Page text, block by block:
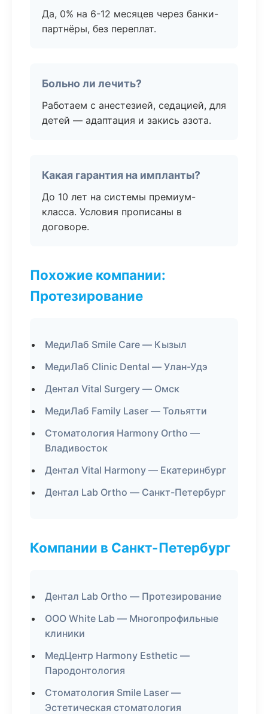
Да, 0% на 6-12 месяцев через банки-
партнёры, без переплат.
Больно ли лечить?
Работаем с анестезией, седацией, для
детей — адаптация и закись азота.
Какая гарантия на импланты?
До 10 лет на системы премиум-
класса. Условия прописаны в
договоре.
Похожие компании:
Протезирование
МедиЛаб Smile Care — Кызыл
МедиЛаб Clinic Dental — Улан-Удэ
Дентал Vital Surgery — Омск
МедиЛаб Family Laser — Тольятти
Стоматология Harmony Ortho —
Владивосток
Дентал Vital Harmony — Екатеринбург
Дентал Lab Ortho — Санкт-Петербург
Компании в Санкт-Петербург
Дентал Lab Ortho — Протезирование
ООО White Lab — Многопрофильные
клиники
МедЦентр Harmony Esthetic —
Пародонтология
Стоматология Smile Laser —
Эстетическая стоматология